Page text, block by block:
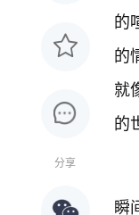
分享
的
的
就
的
瞬